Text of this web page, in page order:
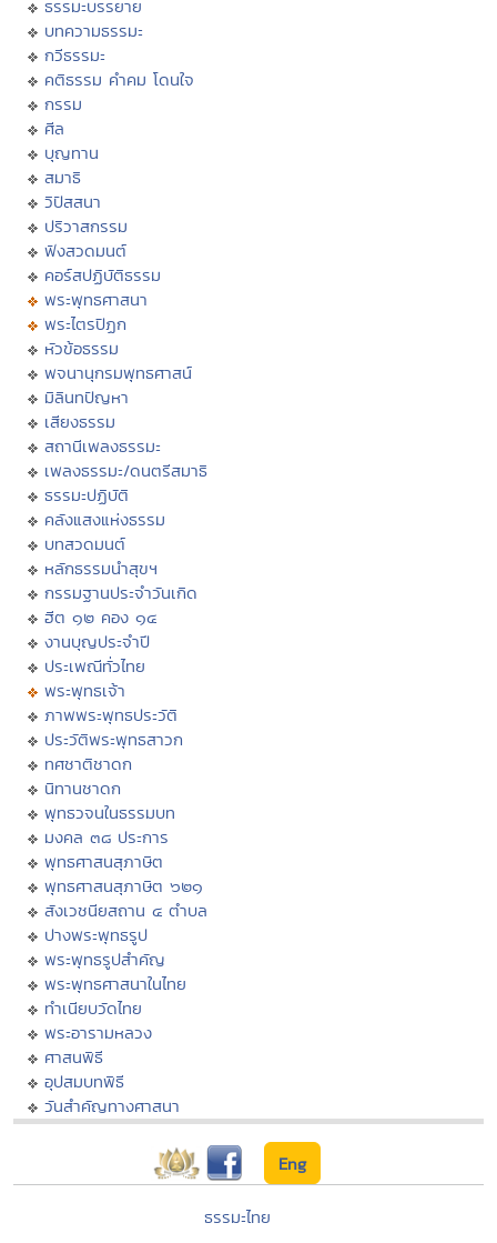
ธรรมะบรรยาย
บทความธรรมะ
กวีธรรมะ
คติธรรม คำคม โดนใจ
กรรม
ศีล
บุญทาน
สมาธิ
วิปัสสนา
ปริวาสกรรม
ฟังสวดมนต์
คอร์สปฏิบัติธรรม
พระพุทธศาสนา
พระไตรปิฏก
หัวข้อธรรม
พจนานุกรมพุทธศาสน์
มิลินทปัญหา
เสียงธรรม
สถานีเพลงธรรมะ
เพลงธรรมะ/ดนตรีสมาธิ
ธรรมะปฏิบัติ
คลังแสงแห่งธรรม
บทสวดมนต์
หลักธรรมนำสุขฯ
กรรมฐานประจำวันเกิด
ฮีต ๑๒ คอง ๑๔
งานบุญประจำปี
ประเพณีทั่วไทย
พระพุทธเจ้า
ภาพพระพุทธประวัติ
ประวัติพระพุทธสาวก
ทศชาติชาดก
นิทานชาดก
พุทธวจนในธรรมบท
มงคล ๓๘ ประการ
พุทธศาสนสุภาษิต
พุทธศาสนสุภาษิต ๖๒๑
สังเวชนียสถาน ๔ ตำบล
ปางพระพุทธรูป
พระพุทธรูปสำคัญ
พระพุทธศาสนาในไทย
ทำเนียบวัดไทย
พระอารามหลวง
ศาสนพิธี
อุปสมบทพิธี
วันสำคัญทางศาสนา
Eng
ธรรมะไทย